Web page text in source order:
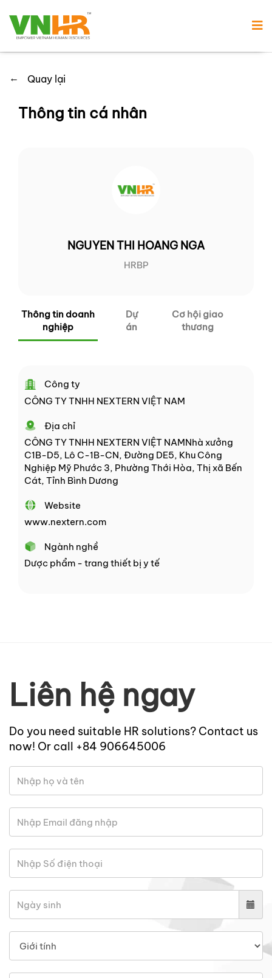
← Quay lại
Thông tin cá nhân
NGUYEN THI HOANG NGA
HRBP
Thông tin doanh
nghiệp
Dự
án
Cơ hội giao
thương
Công ty
CÔNG TY TNHH NEXTERN VIỆT NAM
Địa chỉ
CÔNG TY TNHH NEXTERN VIỆT NAMNhà xưởng
C1B-D5, Lô C-1B-CN, Đường DE5, Khu Công
Nghiệp Mỹ Phước 3, Phường Thới Hòa, Thị xã Bến
Cát, Tỉnh Bình Dương
Website
www.nextern.com
Ngành nghề
Dược phẩm - trang thiết bị y tế
Liên hệ ngay
Do you need suitable HR solutions? Contact us
now! Or call +84 906645006